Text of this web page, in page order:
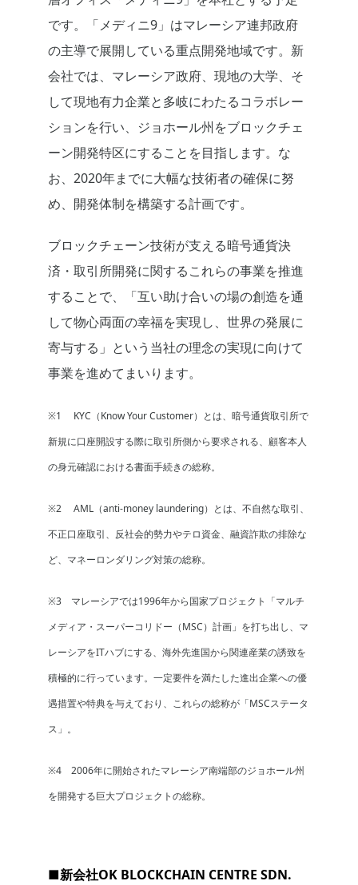
です。「メディニ9」はマレーシア連邦政府
の主導で展開している重点開発地域です。新
会社では、マレーシア政府、現地の大学、そ
して現地有力企業と多岐にわたるコラボレー
ションを行い、ジョホール州をブロックチェ
ーン開発特区にすることを目指します。な
お、2020年までに大幅な技術者の確保に努
め、開発体制を構築する計画です。
ブロックチェーン技術が支える暗号通貨決
済・取引所開発に関するこれらの事業を推進
することで、「互い助け合いの場の創造を通
して物心両面の幸福を実現し、世界の発展に
寄与する」という当社の理念の実現に向けて
事業を進めてまいります。
※1 KYC（Know Your Customer）とは、暗号通貨取引所で
新規に口座開設する際に取引所側から要求される、顧客本人
の身元確認における書面手続きの総称。
※2 AML（anti-money laundering）とは、不自然な取引、
不正口座取引、反社会的勢力やテロ資金、融資詐欺の排除な
ど、マネーロンダリング対策の総称。
※3 マレーシアでは1996年から国家プロジェクト「マルチ
メディア・スーパーコリドー（MSC）計画」を打ち出し、マ
レーシアをITハブにする、海外先進国から関連産業の誘致を
積極的に行っています。一定要件を満たした進出企業への優
遇措置や特典を与えており、これらの総称が「MSCステータ
ス」。
※4 2006年に開始されたマレーシア南端部のジョホール州
を開発する巨大プロジェクトの総称。
■新会社OK BLOCKCHAIN CENTRE SDN.